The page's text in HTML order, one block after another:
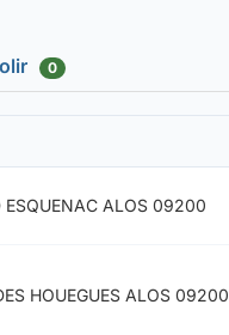
0
ESQUENAC ALOS 09200
HOUEGUES ALOS 09200